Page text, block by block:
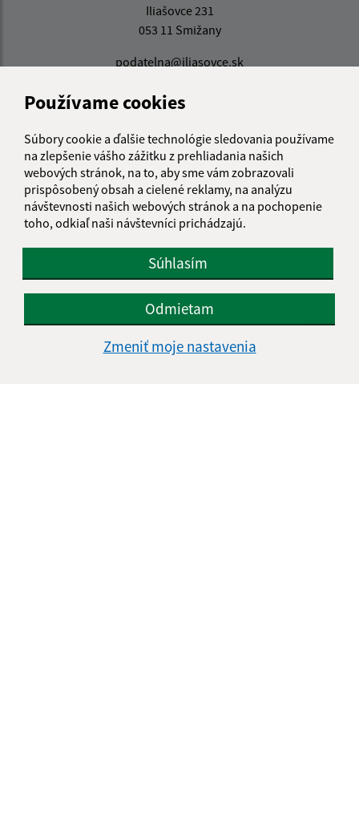
Používame cookies
Súbory cookie a ďalšie technológie sledovania používame
na zlepšenie vášho zážitku z prehliadania našich
webových stránok, na to, aby sme vám zobrazovali
prispôsobený obsah a cielené reklamy, na analýzu
návštevnosti našich webových stránok a na pochopenie
toho, odkiaľ naši návštevníci prichádzajú.
Súhlasím
Odmietam
Zmeniť moje nastavenia
Iliašovce 231
053 11 Smižany
podatelna@iliasovce.sk
IČO: 00329185